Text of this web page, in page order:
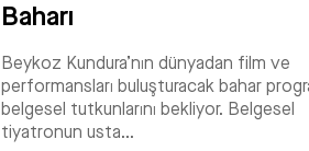
Baharı
Beykoz Kundura’nın dünyadan film ve
performansları buluşturacak bahar
belgesel tutkunlarını bekliyor. Belgesel
tiyatronun usta...